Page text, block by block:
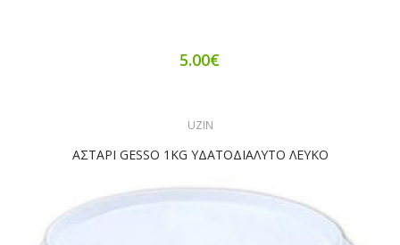
5.00€
UZIN
ΑΣΤΑΡΙ GESSO 1KG ΥΔΑΤΟΔΙΑΛΥΤΟ ΛΕΥΚΟ